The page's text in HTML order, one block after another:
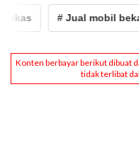
# Jual mobil bekas